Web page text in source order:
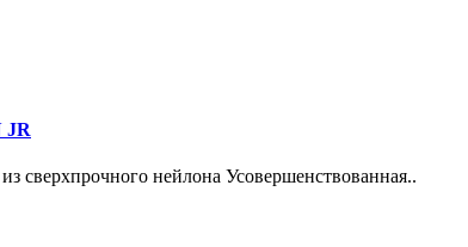
JR
нейлона Усовершенствованная..